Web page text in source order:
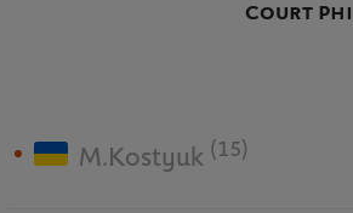
Court
M.Kostyuk (15)